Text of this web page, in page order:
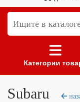
Категории
Subaru